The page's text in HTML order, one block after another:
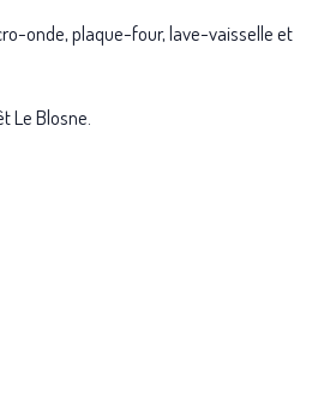
onde, plaque-four, lave-vaisselle et
Le Blosne.